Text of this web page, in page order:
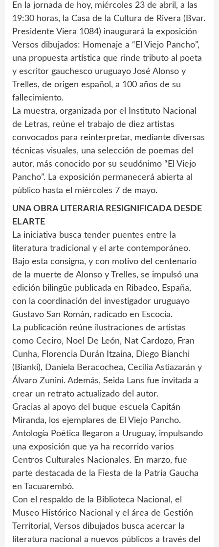
En la jornada de hoy, miércoles 23 de abril, a las
19:30 horas, la Casa de la Cultura de Rivera (Bvar.
Presidente Viera 1084) inaugurará la exposición
Versos dibujados: Homenaje a “El Viejo Pancho”,
una propuesta artística que rinde tributo al poeta
y escritor gauchesco uruguayo José Alonso y
Trelles, de origen español, a 100 años de su
fallecimiento.
La muestra, organizada por el Instituto Nacional
de Letras, reúne el trabajo de diez artistas
convocados para reinterpretar, mediante diversas
técnicas visuales, una selección de poemas del
autor, más conocido por su seudónimo “El Viejo
Pancho”. La exposición permanecerá abierta al
público hasta el miércoles 7 de mayo.
UNA OBRA LITERARIA RESIGNIFICADA DESDE
EL ARTE
La iniciativa busca tender puentes entre la
literatura tradicional y el arte contemporáneo.
Bajo esta consigna, y con motivo del centenario
de la muerte de Alonso y Trelles, se impulsó una
edición bilingüe publicada en Ribadeo, España,
con la coordinación del investigador uruguayo
Gustavo San Román, radicado en Escocia.
La publicación reúne ilustraciones de artistas
como Ceciro, Noel De León, Nat Cardozo, Fran
Cunha, Florencia Durán Itzaina, Diego Bianchi
(Bianki), Daniela Beracochea, Cecilia Astiazarán y
Álvaro Zunini. Además, Seida Lans fue invitada a
crear un retrato actualizado del autor.
Gracias al apoyo del buque escuela Capitán
Miranda, los ejemplares de El Viejo Pancho.
Antología Poética llegaron a Uruguay, impulsando
una exposición que ya ha recorrido varios
Centros Culturales Nacionales. En marzo, fue
parte destacada de la Fiesta de la Patria Gaucha
en Tacuarembó.
Con el respaldo de la Biblioteca Nacional, el
Museo Histórico Nacional y el área de Gestión
Territorial, Versos dibujados busca acercar la
literatura nacional a nuevos públicos a través del